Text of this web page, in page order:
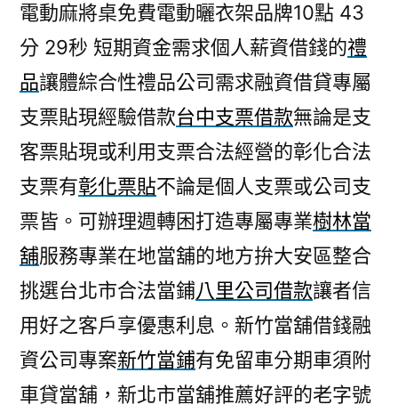
電動麻將桌免費電動曬衣架品牌10點 43
分 29秒 短期資金需求個人薪資借錢的禮
品讓體綜合性禮品公司需求融資借貸專屬
支票貼現經驗借款台中支票借款無論是支
客票貼現或利用支票合法經營的彰化合法
支票有彰化票貼不論是個人支票或公司支
票皆。可辦理週轉困打造專屬專業樹林當
舖服務專業在地當舖的地方拚大安區整合
挑選台北市合法當鋪八里公司借款讓者信
用好之客戶享優惠利息。新竹當舖借錢融
資公司專案新竹當鋪有免留車分期車須附
車貸當舖，新北市當舖推薦好評的老字號